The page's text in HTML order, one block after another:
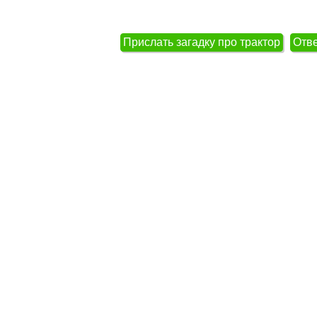
Прислать загадку про трактор